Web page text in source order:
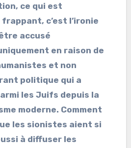
ce qui est
c’est l’ironie
accusé
en raison de
et non
politique qui a
les Juifs depuis la
moderne. Comment
les sionistes aient si
à diffuser les